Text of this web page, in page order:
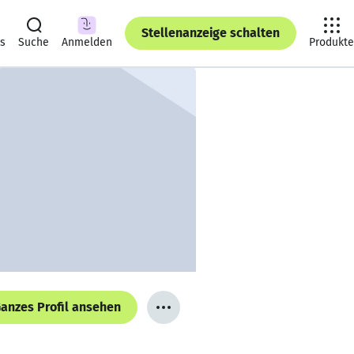
Suche Anmelden
Stellenanzeige schalten
Produkte
Profil ansehen